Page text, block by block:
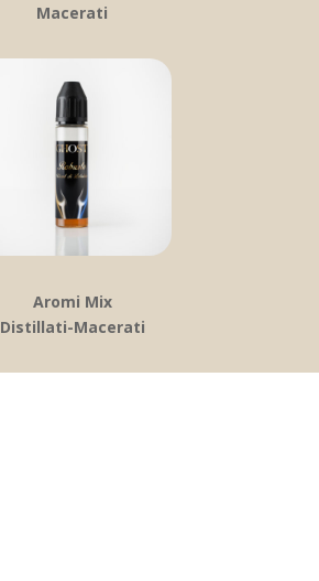
Macerati
Aromi Mix
Distillati-Macerati